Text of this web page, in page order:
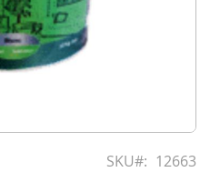
SKU 12663